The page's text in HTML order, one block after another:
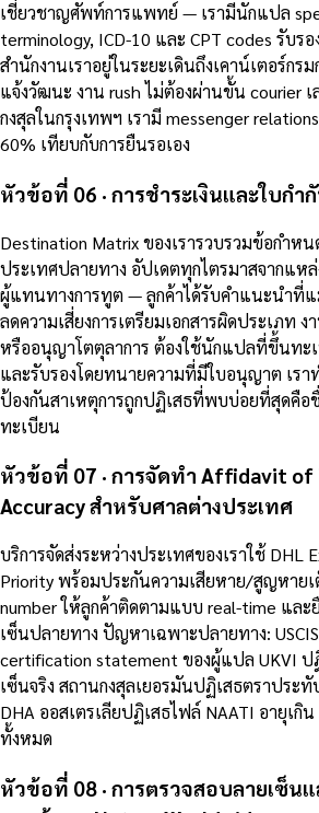
เชี่ยวชาญศัพท์การแพทย์ — เรามีนักแปล
terminology, ICD-10 และ CPT codes รับร
สำนักงานเราอยู่ในระยะเดินถึงเคาน์เตอร์กรม
แจ้งวัฒนะ งาน rush ไม่ต้องผ่านขั้น courier
กงสุลในกรุงเทพฯ เรามี messenger
60% เทียบกับการยืนรอเอง
หัวข้อที่ 06 · การชำระเงินและใบกำ
Destination Matrix ของเรารวบรวมข้อกำหน
ประเทศปลายทาง อัปเดตทุกไตรมาสจากแห
ผู้แทนทางการทูต — ลูกค้าได้รับคำแนะนำที่
ลดความเสี่ยงการเตรียมเอกสารผิดประเภท
หรืออนุญาโตตุลาการ ต้องใช้นักแปลที่ขึ้นทะ
และรับรองโดยทนายความที่มีใบอนุญาต เร
ป้องกันสาเหตุการถูกปฏิเสธที่พบบ่อยที่สุดคือ
ทะเบียน
หัวข้อที่ 07 · การจัดทำ Affidavit
Accuracy สำหรับศาลต่างประเทศ
บริการจัดส่งระหว่างประเทศของเราใช้ DHL
Priority พร้อมประกันความเสียหาย/สูญหาย
number ให้ลูกค้าติดตามแบบ real-time และ
เซ็นปลายทาง ปัญหาเฉพาะปลายทาง:
certification statement ของผู้แปล UKVI ป
เซ็นจริง สถานกงสุลเยอรมันปฏิเสธตราประ
DHA ออสเตรเลียปฏิเสธไฟล์ NAATI อายุเกิ
ทั้งหมด
หัวข้อที่ 08 · การตรวจสอบลายเซ็น